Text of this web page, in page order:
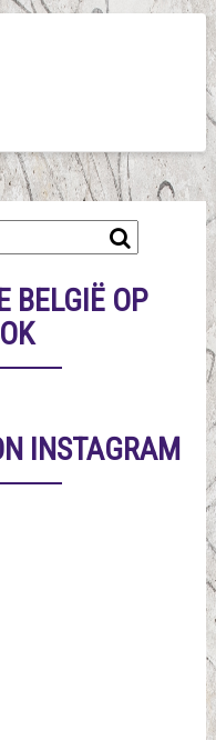
BELGIË OP
INSTAGRAM